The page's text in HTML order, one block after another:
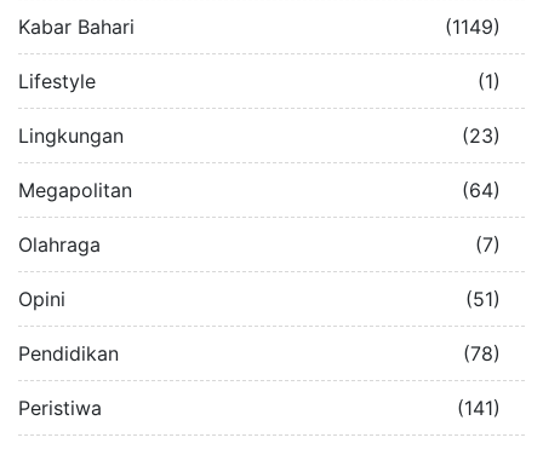
Kabar Bahari (1149)
Lifestyle (1)
Lingkungan (23)
Megapolitan (64)
Olahraga (7)
Opini (51)
Pendidikan (78)
Peristiwa (141)